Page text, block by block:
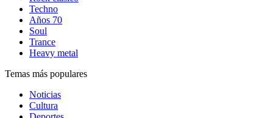
Techno
Años 70
Soul
Trance
Heavy metal
Temas más populares
Noticias
Cultura